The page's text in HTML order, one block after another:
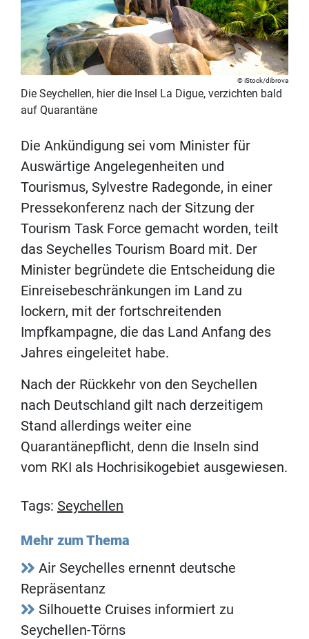
iStock/dibrova
Die Seychellen, hier die Insel La Digue, verzichten bald
auf Quarantäne
Die Ankündigung sei vom Minister für
Auswärtige Angelegenheiten und
Tourismus, Sylvestre Radegonde, in einer
Pressekonferenz nach der Sitzung der
Tourism Task Force gemacht worden, teilt
das Seychelles Tourism Board mit. Der
Minister begründete die Entscheidung die
Einreisebeschränkungen im Land zu
lockern, mit der fortschreitenden
Impfkampagne, die das Land Anfang des
Jahres eingeleitet habe.
Nach der Rückkehr von den Seychellen
nach Deutschland gilt nach derzeitigem
Stand allerdings weiter eine
Quarantänepflicht, denn die Inseln sind
vom RKI als Hochrisikogebiet ausgewiesen.
Tags: Seychellen
Mehr zum Thema
Air Seychelles ernennt deutsche
Repräsentanz
Silhouette Cruises informiert zu
Seychellen-Törns